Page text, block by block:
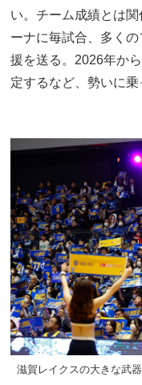
い。チーム成績とは
ーナに毎試合、多く
援を送る。2026年か
定するなど、勢いに乗
滋賀レイクスの大きな武